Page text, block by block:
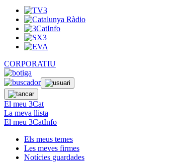
CORPORATIU
El meu 3Cat
La meva llista
El meu 3CatInfo
Els meus temes
Les meves firmes
Notícies guardades